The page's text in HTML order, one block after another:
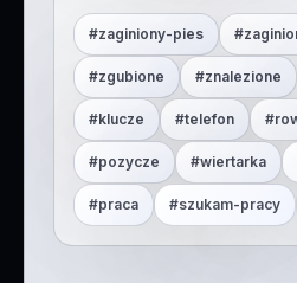
#zaginiony-pies #
#zgubione #znalezione
#klucze #telefon #
#pozycze #wiertarka
#praca #szukam-pracy